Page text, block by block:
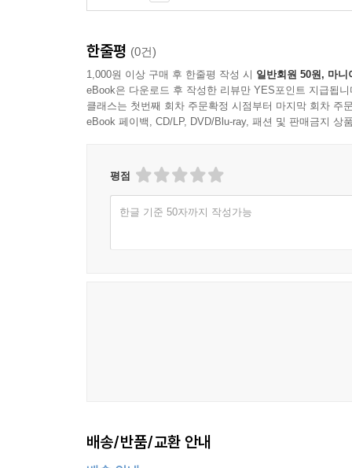
한줄평 (0건)
1,000원 이상 구매 후 한줄평 작성 시 일반회원 50원, 마니
eBook은 다운로드 후 작성한 리뷰만 YES포인트 지급됩니
클래스는 첫번째 회차 주문확정 시점부터 마지막 회차 주
eBook 페이백, CD/LP, DVD/Blu-ray, 패션 및 판매금지 상
평점
한글 기준 50자까지 작성가능
배송/반품/교환 안내